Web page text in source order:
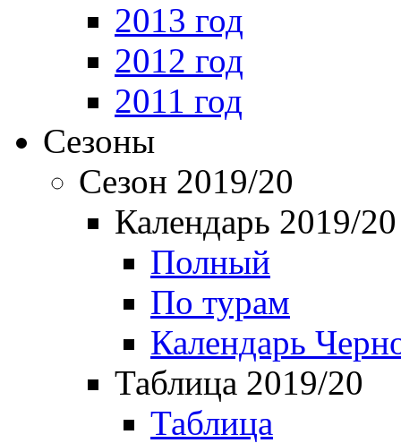
2013 год
2012 год
2011 год
Сезоны
Сезон 2019/20
Календарь 2019/20
Полный
По турам
Календарь
Таблица 2019/20
Таблица